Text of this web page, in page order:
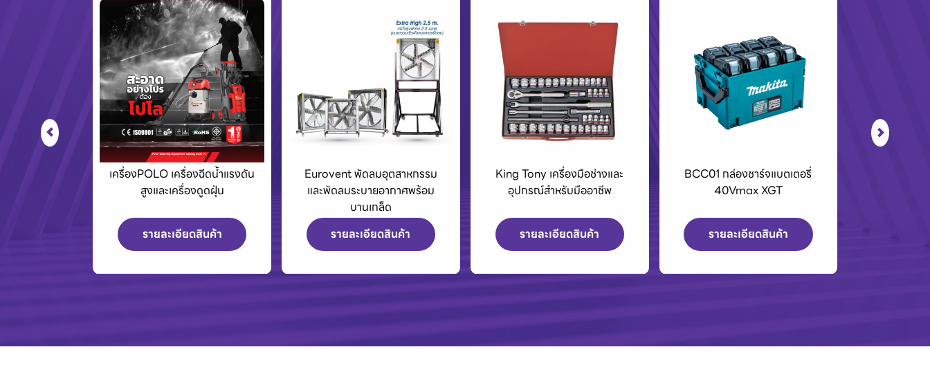
Eurovent พัดลมอุตสาหกรรม
และพัดลมระบายอากาศพร้อม
รายละเอียดสินค้า
King Tony เครื่องมือช่างและ
อุปกรณ์สำหรับมืออาชีพ
รายละเอียดสินค้า
BCC01 กล่องชาร์จแบตเตอรี่
40Vmax XGT
รายละเอียดสินค้า
เครื่องPOLO เครื่องฉีดน้ำแรงดัน
สูงและเครื่องดูดฝุ่น
รายละเอียดสินค้า